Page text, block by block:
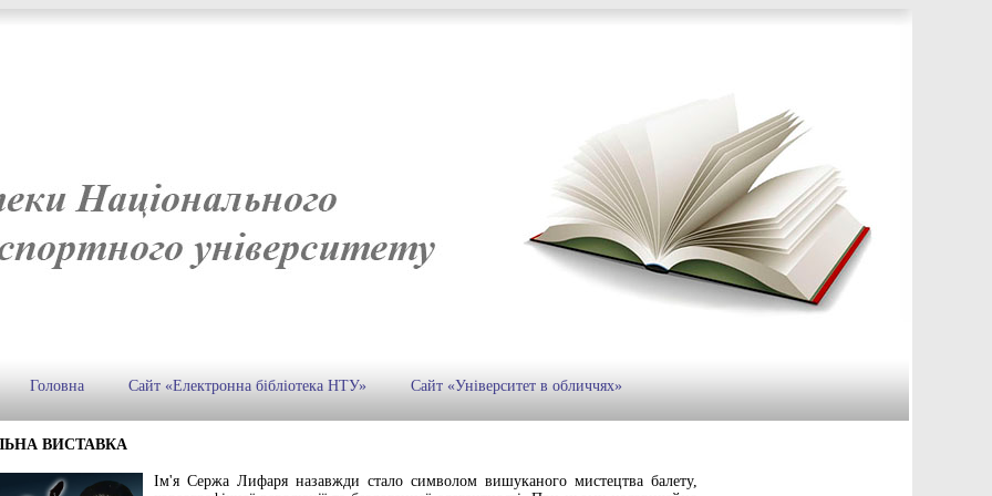
Головна Сайт «Електронна бібліотека НТУ» Сайт «Університет в обличчях»
ВИСТАВКА
Ім'я Сержа Лифаря назавжди стало символом вишуканого мистецтва балету,